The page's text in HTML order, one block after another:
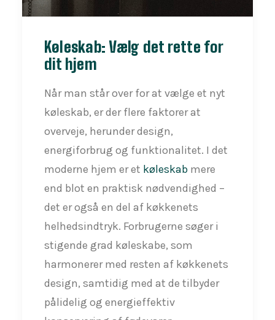
Køleskab: Vælg det rette for
dit hjem
Når man står over for at vælge et nyt
køleskab, er der flere faktorer at
overveje, herunder design,
energiforbrug og funktionalitet. I det
moderne hjem er et køleskab mere
end blot en praktisk nødvendighed –
det er også en del af køkkenets
helhedsindtryk. Forbrugerne søger i
stigende grad køleskabe, som
harmonerer med resten af køkkenets
design, samtidig med at de tilbyder
pålidelig og energieffektiv